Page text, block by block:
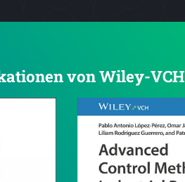
von Wiley-VCH